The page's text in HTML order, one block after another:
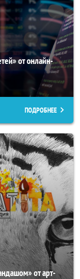
от онлайн-
ПОДРОБНЕЕ
от арт-